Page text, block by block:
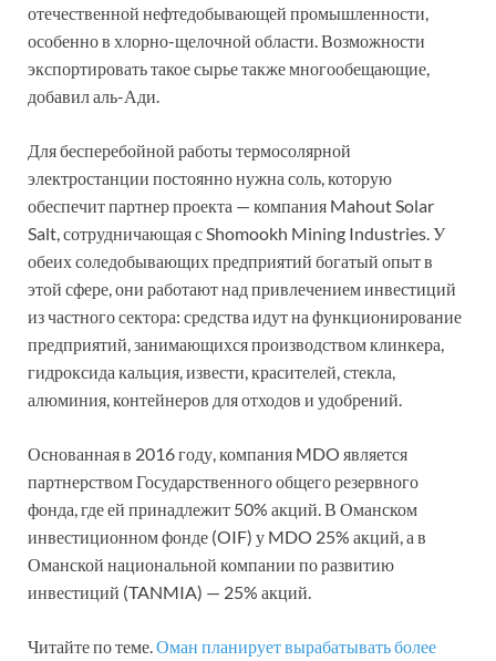
отечественной нефтедобывающей промышленности,
особенно в хлорно-щелочной области. Возможности
экспортировать такое сырье также многообещающие,
добавил аль-Ади.
Для бесперебойной работы термосолярной
электростанции постоянно нужна соль, которую
обеспечит партнер проекта — компания Mahout Solar
Salt, сотрудничающая с Shomookh Mining Industries. У
обеих соледобывающих предприятий богатый опыт в
этой сфере, они работают над привлечением инвестиций
из частного сектора: средства идут на функционирование
предприятий, занимающихся производством клинкера,
гидроксида кальция, извести, красителей, стекла,
алюминия, контейнеров для отходов и удобрений.
Основанная в 2016 году, компания MDO является
партнерством Государственного общего резервного
фонда, где ей принадлежит 50% акций. В Оманском
инвестиционном фонде (OIF) у MDO 25% акций, а в
Оманской национальной компании по развитию
инвестиций (TANMIA) — 25% акций.
Читайте по теме.Оман планирует вырабатывать более